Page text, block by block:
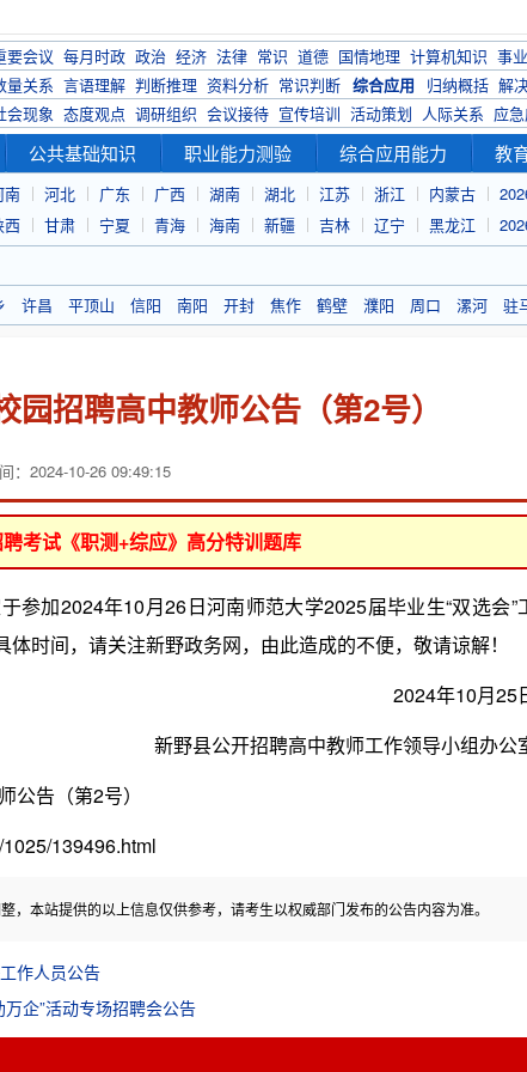
要会议 每月时政 政治 经济 法律 常识 道德 国情地理 计算机知识 事
量关系 言语理解 判断推理 资料分析 常识判断 综合应用 归纳概括 解
会现象 态度观点 调研组织 会议接待 宣传培训 活动策划 人际关系 应
公共基础知识 职业能力测验 综合应用能力 教
南 河北 广东 广西 湖南 湖北 江苏 浙江 内蒙古
西 甘肃 宁夏 青海 海南 新疆 吉林 辽宁 黑龙江
许昌 平顶山 信阳 南阳 开封 焦作 鹤壁 濮阳 周口 漯河 驻
招聘高中教师公告（第2号）
：2024-10-26 09:49:15
考试《职测+综应》高分特训题库
加2024年10月26日河南师范大学2025届毕业生“双选会”
时间，请关注新野政务网，由此造成的不便，敬请谅解！
2024年10月25
新野县公开招聘高中教师工作领导小组办公
告（第2号）
139496.html
本站提供的以上信息仅供参考，请考生以权威部门发布的公告内容为准。
作人员公告
企”活动专场招聘会公告